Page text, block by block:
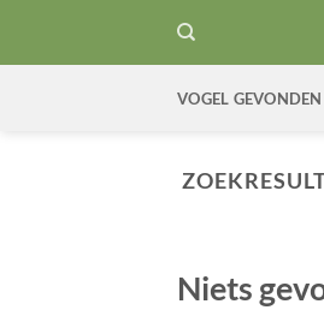
VOGEL GEVONDEN
Niets